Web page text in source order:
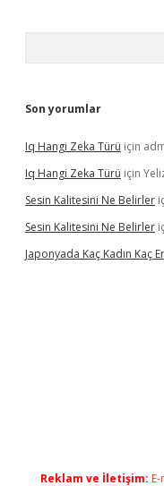
Son yorumlar
Iq Hangi Zeka Türü için
Iq Hangi Zeka Türü için
Sesin Kalitesini Ne Belirler
Sesin Kalitesini Ne Belirler
Japonyada Kaç Kadın Kaç
Reklam ve İletişim: